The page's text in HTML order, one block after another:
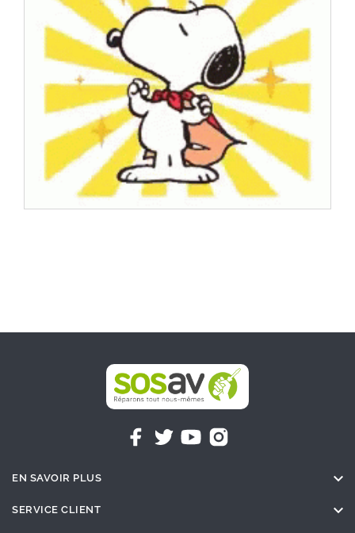
EN SAVOIR PLUS 
SERVICE CLIENT 